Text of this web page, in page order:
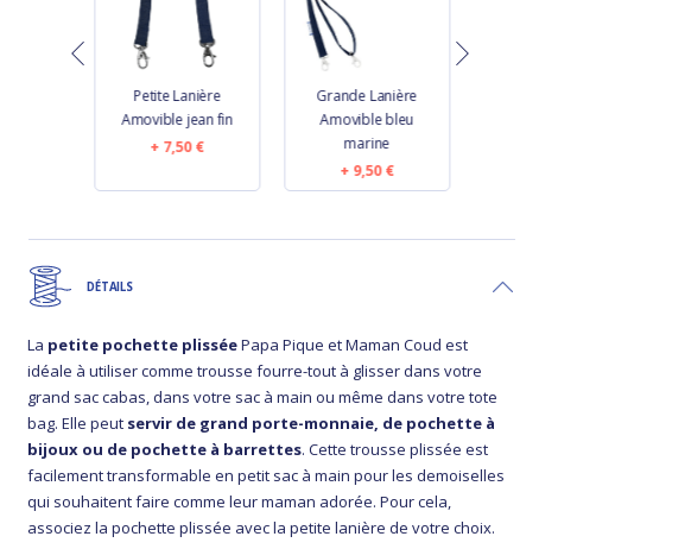
Petite Lanière
Amovible jean fin
7,50 €
Grande Lanière
Amovible bleu
marine
9,50 €
DÉTAILS
La petite pochette plisséePapa Pique et Maman Coud est
idéale à utiliser comme trousse fourre-tout à glisser dans votre
grand sac cabas, dans votre sac à main ou même dans votre tote
bag. Elle peut servir de grand porte-monnaie, de pochette à
bijoux ou de pochette à barrettes. Cette trousse plissée est
facilement transformable en petit sac à main pour les demoiselles
qui souhaitent faire comme leur maman adorée. Pour cela,
associez la pochette plissée avec la petite lanière de votre choix.